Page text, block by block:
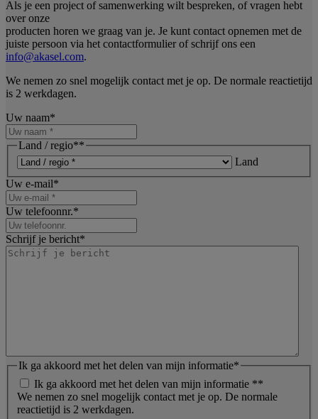
Als je een project of samenwerking wilt bespreken, of vragen hebt
over onze
producten horen we graag van je. Je kunt contact opnemen met de
juiste persoon via het contactformulier of schrijf ons een
info@akasel.com.
We nemen zo snel mogelijk contact met je op. De normale reactietijd
is 2 werkdagen.
Uw naam*
Land / regio**
Land
Uw e-mail*
Uw telefoonnr.*
Schrijf je bericht*
Ik ga akkoord met het delen van mijn informatie*
Ik ga akkoord met het delen van mijn informatie **
We nemen zo snel mogelijk contact met je op. De normale
reactietijd is 2 werkdagen.